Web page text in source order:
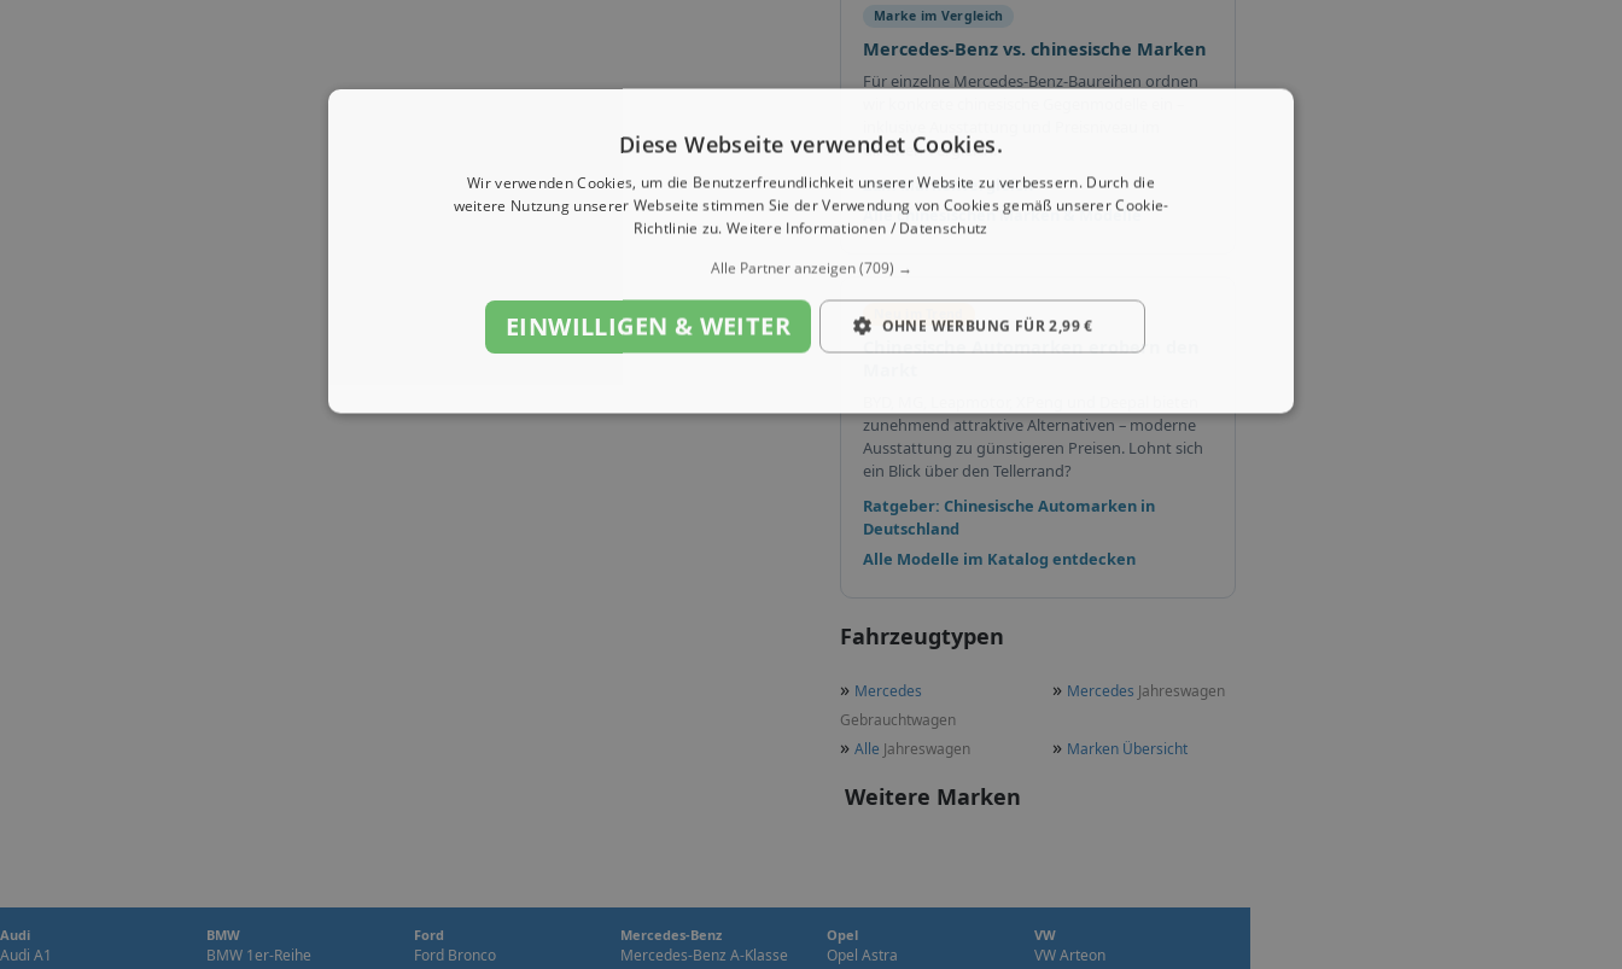
Marke im Vergleich
Mercedes-Benz vs. chinesische Marken
Für einzelne Mercedes-Benz-Baureihen ordnen
direkten Vergleich.
Zum Markenvergleich
Alle chinesischen Marken & Modelle
Chinesische Automarken erobern den
zunehmend attraktive Alternativen – moderne
Ausstattung zu günstigeren Preisen. Lohnt sich
ein Blick über den Tellerrand?
Ratgeber: Chinesische Automarken in
Deutschland
Alle Modelle im Katalog entdecken
Fahrzeugtypen
» Mercedes
Gebrauchtwagen
» Mercedes Jahreswagen
» Alle Jahreswagen » Marken Übersicht
Weitere Marken
Audi
Audi A1
BMW
BMW 1er-Reihe
Ford
Ford Bronco
Mercedes-Benz
Mercedes-Benz A-Klasse
Opel
Opel Astra
VW
VW Arteon
Diese Webseite verwendet Cookies.
Wir verwenden Cookies, um die Benutzerfreundlichkeit unserer Website zu verbessern. Durch die
weitere Nutzung unserer Webseite stimmen Sie der Verwendung von Cookies gemäß unserer Cookie-
Richtlinie zu. Weitere Informationen / Datenschutz
Alle Partner anzeigen(709) →
EINWILLIGEN & WEITER OHNE WERBUNG FÜR 2,99 €